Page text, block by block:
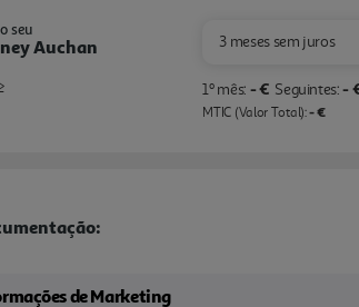
seu
Auchan 3 meses sem juros
1º mês: - € Seguintes:-
MTIC (Valor Total):- €
de Marketing